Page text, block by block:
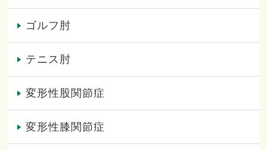
ゴルフ肘
テニス肘
変形性股関節症
変形性膝関節症